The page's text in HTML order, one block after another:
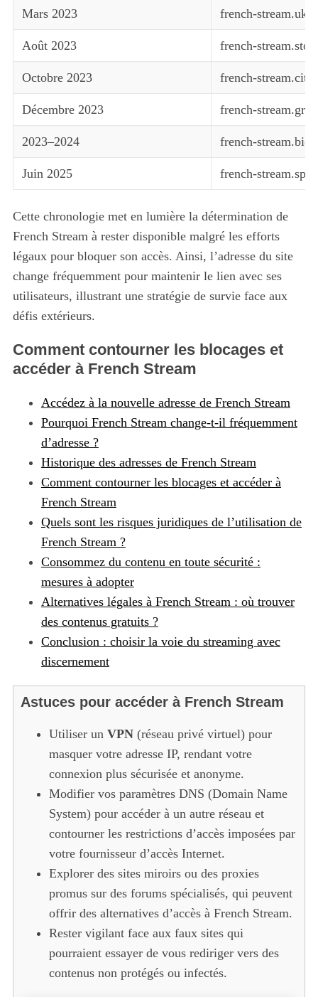
Mars 2023 french-stream.uk
Août 2023 french-
Octobre 2023 french-stream.city
Décembre 2023 french-
2023–2024 french-stream.bio
Juin 2025 french-stream.spa
Cette chronologie met en lumière la détermination de
French Stream à rester disponible malgré les efforts
légaux pour bloquer son accès. Ainsi, l’adresse du site
change fréquemment pour maintenir le lien avec ses
utilisateurs, illustrant une stratégie de survie face aux
défis extérieurs.
Comment contourner les blocages et
accéder à French Stream
Accédez à la nouvelle adresse de French Stream
Pourquoi French Stream change-t-il fréquemment
d’adresse ?
Historique des adresses de French Stream
Comment contourner les blocages et accéder à
French Stream
Quels sont les risques juridiques de l’utilisation de
French Stream ?
Consommez du contenu en toute sécurité :
mesures à adopter
Alternatives légales à French Stream : où trouver
des contenus gratuits ?
Conclusion : choisir la voie du streaming avec
discernement
Astuces pour accéder à French Stream
Utiliser un VPN(réseau privé virtuel) pour
masquer votre adresse IP, rendant votre
connexion plus sécurisée et anonyme.
Modifier vos paramètres DNS (Domain Name
System) pour accéder à un autre réseau et
contourner les restrictions d’accès imposées par
votre fournisseur d’accès Internet.
Explorer des sites miroirs ou des proxies
promus sur des forums spécialisés, qui peuvent
offrir des alternatives d’accès à French Stream.
Rester vigilant face aux faux sites qui
pourraient essayer de vous rediriger vers des
contenus non protégés ou infectés.